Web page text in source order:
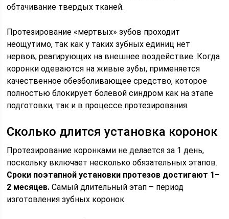
обтачивание твердых тканей.
Протезирование «мертвых» зубов проходит
неощутимо, так как у таких зубных единиц нет
нервов, реагирующих на внешнее воздействие. Когда
коронки одеваются на живые зубы, применяется
качественное обезболивающее средство, которое
полностью блокирует болевой синдром как на этапе
подготовки, так и в процессе протезирования.
Сколько длится установка коронок
Протезирование коронками не делается за 1 день,
поскольку включает несколько обязательных этапов.
Сроки поэтапной установки протезов достигают 1–
2 месяцев. Самый длительный этап – период
изготовления зубных коронок.